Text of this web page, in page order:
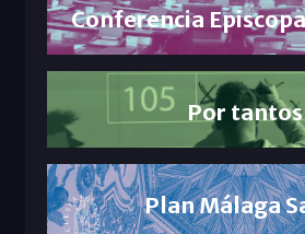
Conferencia
Por tantos
Plan Málaga